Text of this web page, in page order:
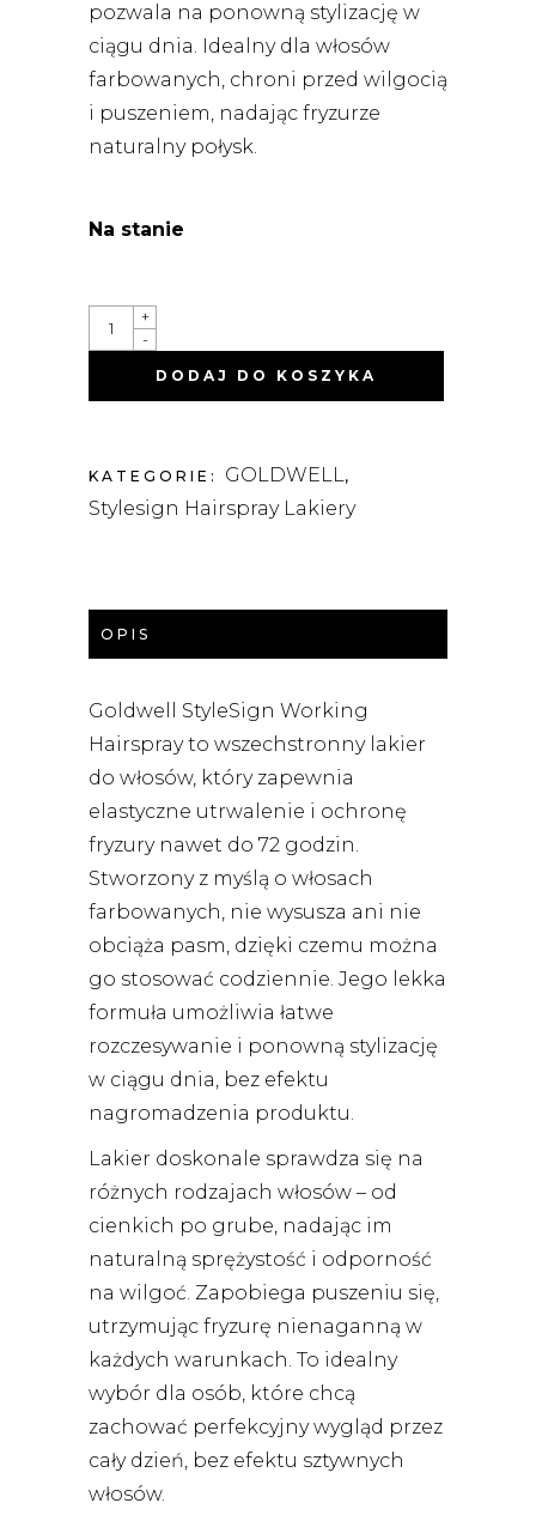
pozwala na ponowną stylizację w
ciągu dnia. Idealny dla włosów
farbowanych, chroni przed wilgocią
i puszeniem, nadając fryzurze
naturalny połysk.
Na stanie
STYLESIGN
WORKING
HAIRSPRAY
UNIWERSALNY
LAKIER
DO
-
+
DODAJ DO KOSZYKA
KATEGORIE: GOLDWELL,
Stylesign Hairspray Lakiery
OPIS
Goldwell StyleSign Working
Hairspray to wszechstronny lakier
do włosów, który zapewnia
elastyczne utrwalenie i ochronę
fryzury nawet do 72 godzin.
Stworzony z myślą o włosach
farbowanych, nie wysusza ani nie
obciąża pasm, dzięki czemu można
go stosować codziennie. Jego lekka
formuła umożliwia łatwe
rozczesywanie i ponowną stylizację
w ciągu dnia, bez efektu
nagromadzenia produktu.
Lakier doskonale sprawdza się na
różnych rodzajach włosów – od
cienkich po grube, nadając im
naturalną sprężystość i odporność
na wilgoć. Zapobiega puszeniu się,
utrzymując fryzurę nienaganną w
każdych warunkach. To idealny
wybór dla osób, które chcą
zachować perfekcyjny wygląd przez
cały dzień, bez efektu sztywnych
włosów.